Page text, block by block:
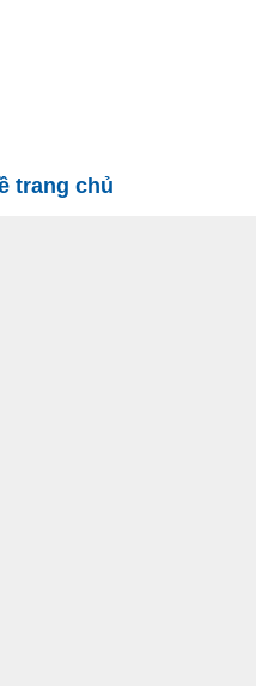
trang chủ